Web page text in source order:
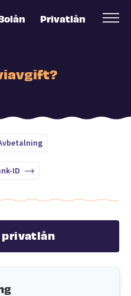
Privatlån
ID
privatlån